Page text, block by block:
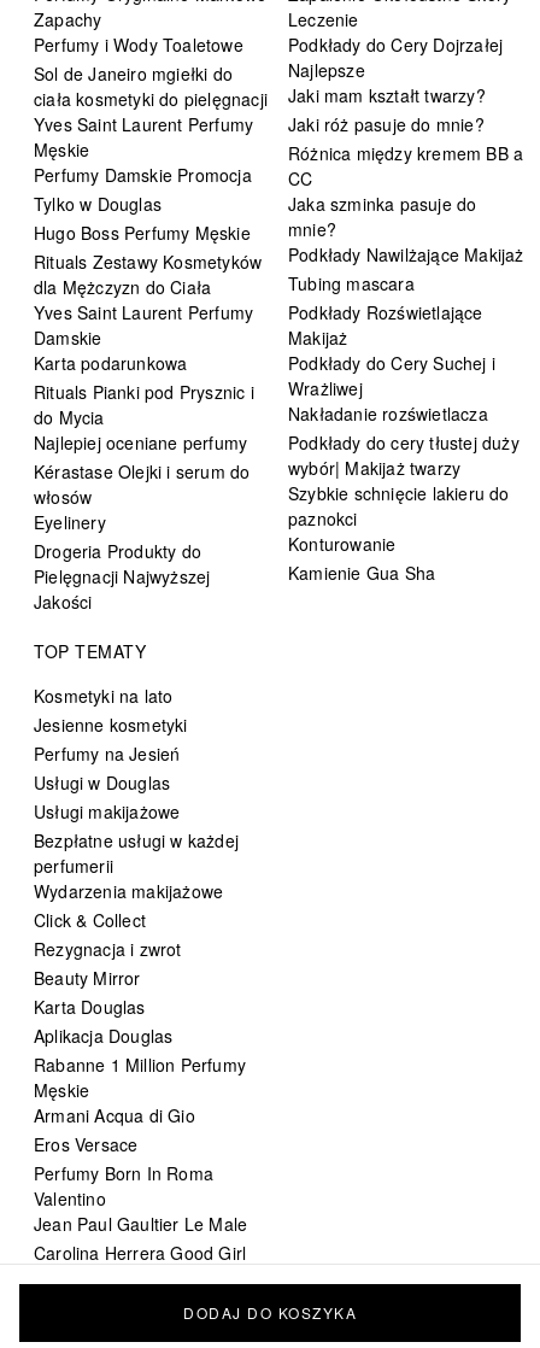
Zapachy
Perfumy i Wody Toaletowe
Sol de Janeiro mgiełki do
ciała kosmetyki do pielęgnacji
Yves Saint Laurent Perfumy
Męskie
Perfumy Damskie Promocja
Tylko w Douglas
Hugo Boss Perfumy Męskie
Rituals Zestawy Kosmetyków
dla Mężczyzn do Ciała
Yves Saint Laurent Perfumy
Damskie
Karta podarunkowa
Rituals Pianki pod Prysznic i
do Mycia
Najlepiej oceniane perfumy
Kérastase Olejki i serum do
włosów
Eyelinery
Drogeria Produkty do
Pielęgnacji Najwyższej
Jakości
Leczenie
Podkłady do Cery Dojrzałej
Najlepsze
Jaki mam kształt twarzy?
Jaki róż pasuje do mnie?
Różnica między kremem BB a
CC
Jaka szminka pasuje do
mnie?
Podkłady Nawilżające Makijaż
Tubing mascara
Podkłady Rozświetlające
Makijaż
Podkłady do Cery Suchej i
Wrażliwej
Nakładanie rozświetlacza
Podkłady do cery tłustej duży
wybór| Makijaż twarzy
Szybkie schnięcie lakieru do
paznokci
Konturowanie
Kamienie Gua Sha
TOP TEMATY
Kosmetyki na lato
Jesienne kosmetyki
Perfumy na Jesień
Usługi w Douglas
Usługi makijażowe
Bezpłatne usługi w każdej
perfumerii
Wydarzenia makijażowe
Click & Collect
Rezygnacja i zwrot
Beauty Mirror
Karta Douglas
Aplikacja Douglas
Rabanne 1 Million Perfumy
Męskie
Armani Acqua di Gio
Eros Versace
Perfumy Born In Roma
Valentino
Jean Paul Gaultier Le Male
Carolina Herrera Good Girl
DIOR Sauvage
Chanel Bleu de ChanelDODAJ DO KOSZYKA